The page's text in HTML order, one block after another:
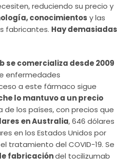
reduciendo su precio y
conocimientos y las
fabricantes. Hay demasiadas
se comercializa desde 2009
enfermedades
a este fármaco sigue
lo mantuvo a un precio
de los países, con precios que
en Australia, 646 dólares
en los Estados Unidos por
tratamiento del COVID-19. Se
fabricacióndel tocilizumab